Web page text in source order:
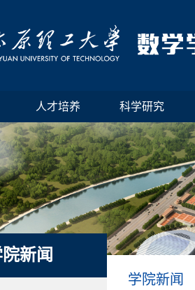
人才培养 科学研究
新闻
学院新闻